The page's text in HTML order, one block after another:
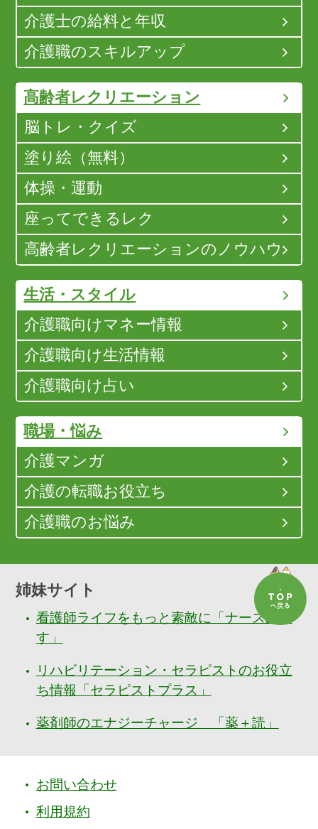
介護士の給料と年収
介護職のスキルアップ
高齢者レクリエーション
脳トレ・クイズ
塗り絵（無料）
体操・運動
座ってできるレク
高齢者レクリエーションのノウハウ
生活・スタイル
介護職向けマネー情報
介護職向け生活情報
介護職向け占い
職場・悩み
介護マンガ
介護の転職お役立ち
介護職のお悩み
姉妹サイト
看護師ライフをもっと素敵に「ナースぷら
す」
リハビリテーション・セラピストのお役立
ち情報「セラピストプラス」
薬剤師のエナジーチャージ 「薬＋読」
お問い合わせ
利用規約